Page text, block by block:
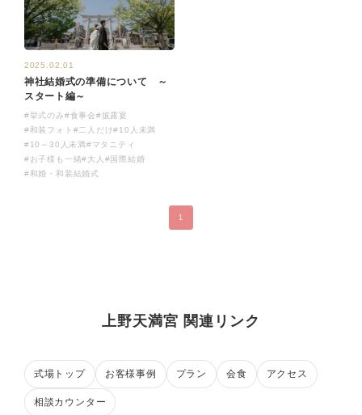
2025.02.01
神社結婚式の準備について ～
スタート編～
#挙式のみ#食事会#披露宴
#和装フォト #二人だけ#10人未満
#10～30人未満#マタニティ
#お子様も一緒#大人 #国際結婚
#和婚・和装結婚式
1
上野天満宮 関連リンク
式場トップ お客様事例 プラン 会食 アクセス
相談カウンター